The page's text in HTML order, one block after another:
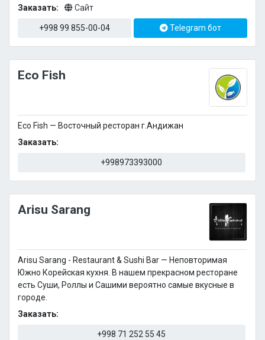
Заказать: Сайт
+998 99 855-00-04 Telegram бот
Eco Fish
Eco Fish — Восточный ресторан г.Андижан
Заказать:
+998973393000
Arisu Sarang
Arisu Sarang - Restaurant & Sushi Bar — Неповторимая
Южно Корейская кухня. В нашем прекрасном ресторане
есть Суши, Роллы и Сашими вероятно самые вкусные в
городе.
Заказать:
+998 71 252 55 45